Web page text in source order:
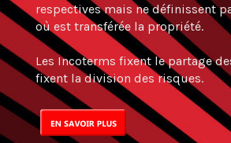
respectives mais ne définissent
où est transférée la propriété.
Les Incoterms fixent le partage
fixent la division des risques.